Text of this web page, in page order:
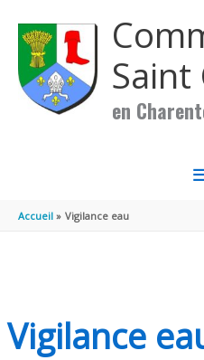
Saint
en
Accueil Vigilance eau
Vigilance